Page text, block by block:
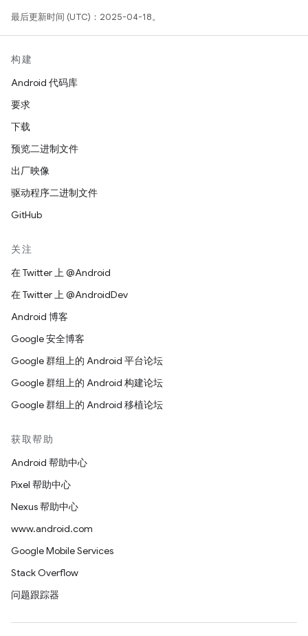
最后更新时间 (UTC)：2025-04-18。
构建
Android 代码库
要求
下载
预览二进制文件
出厂映像
驱动程序二进制文件
GitHub
关注
在 Twitter 上 @Android
在 Twitter 上 @AndroidDev
Android 博客
Google 安全博客
Google 群组上的 Android 平台论坛
Google 群组上的 Android 构建论坛
Google 群组上的 Android 移植论坛
获取帮助
Android 帮助中心
Pixel 帮助中心
Nexus 帮助中心
www.android.com
Google Mobile Services
Stack Overflow
问题跟踪器